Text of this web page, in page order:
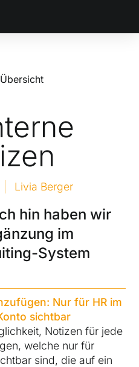
Livia Berger
hin haben wir
im
System
Nur für HR im
sichtbar
Notizen für jede
welche nur für
sind, die auf ein